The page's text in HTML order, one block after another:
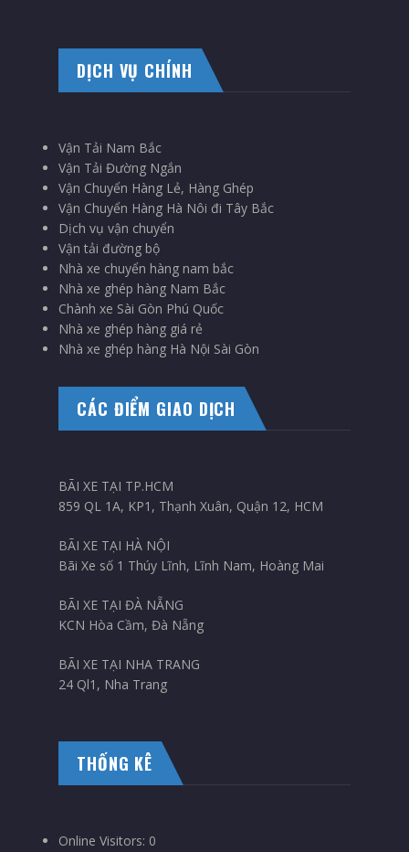
DỊCH VỤ CHÍNH
Vận Tải Nam Bắc
Vận Tải Đường Ngắn
Vận Chuyển Hàng Lẻ, Hàng Ghép
Vận Chuyển Hàng Hà Nôi đi Tây Bắc
Dịch vụ vận chuyển
Vận tải đường bộ
Nhà xe chuyển hàng nam bắc
Nhà xe ghép hàng Nam Bắc
Chành xe Sài Gòn Phú Quốc
Nhà xe ghép hàng giá rẻ
Nhà xe ghép hàng Hà Nội Sài Gòn
CÁC ĐIỂM GIAO DỊCH
BÃI XE TẠI TP.HCM
859 QL 1A, KP1, Thạnh Xuân, Quận 12, HCM
BÃI XE TẠI HÀ NỘI
Bãi Xe số 1 Thúy Lĩnh, Lĩnh Nam, Hoàng Mai
BÃI XE TẠI ĐÀ NẴNG
KCN Hòa Cầm, Đà Nẵng
BÃI XE TẠI NHA TRANG
24 Ql1, Nha Trang
THỐNG KÊ
Online Visitors: 0